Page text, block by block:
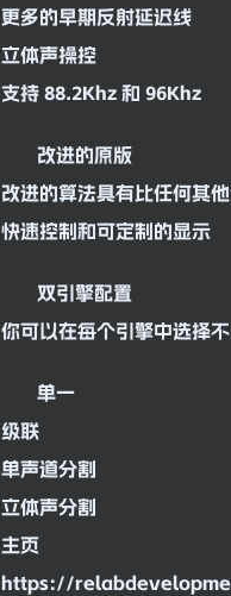
更多的早期反射延迟线
立体声操控
支持 88.2Khz 和 96Khz
改进的原版
改进的算法具有比任何其
快速控制和可定制的显示
双引擎配置
你可以在每个引擎中选择
单一
级联
单声道分割
立体声分割
主页
https://